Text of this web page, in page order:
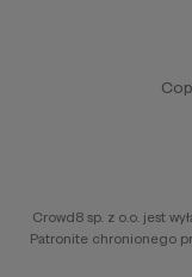
Crowd8 sp. z o.o. jest
Patronite chronionego